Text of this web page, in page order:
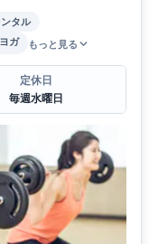
タル
ガ もっと見る
定休日
毎週水曜日